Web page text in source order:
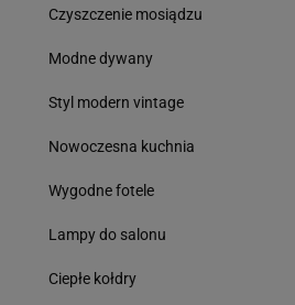
Czyszczenie mosiądzu
Modne dywany
Styl modern vintage
Nowoczesna kuchnia
Wygodne fotele
Lampy do salonu
Ciepłe kołdry